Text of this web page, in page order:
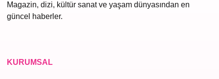
Magazin, dizi, kültür sanat ve yaşam dünyasından en
güncel haberler.
KURUMSAL